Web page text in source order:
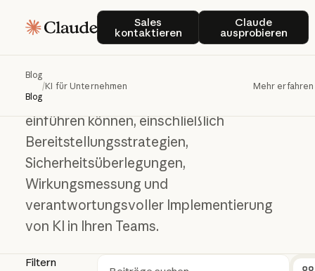
Sales
kontaktieren
Sales kontaktierenClaude
ausprobieren
Claude
Blog
Blog
/KI für Unternehmen Mehr erfahren
KI für Unternehmen
KIfürUnternehmen
Erfahren Sie, wie Sie KI in großem Umfang
einführen können, einschließlich
Bereitstellungsstrategien,
Sicherheitsüberlegungen,
Wirkungsmessung und
verantwortungsvoller Implementierung
von KI in Ihren Teams.
Filtern